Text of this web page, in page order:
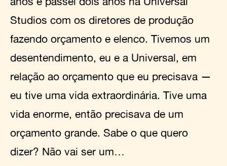
Studios com os diretores de produção
fazendo orçamento e elenco. Tivemos um
desentendimento, eu e a Universal, em
relação ao orçamento que eu precisava —
eu tive uma vida extraordinária. Tive uma
vida enorme, então precisava de um
orçamento grande. Sabe o que quero
dizer? Não vai ser um…